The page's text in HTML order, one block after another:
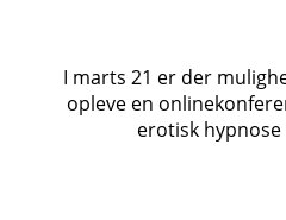
I marts 21 er der
opleve en
erotisk hypnose